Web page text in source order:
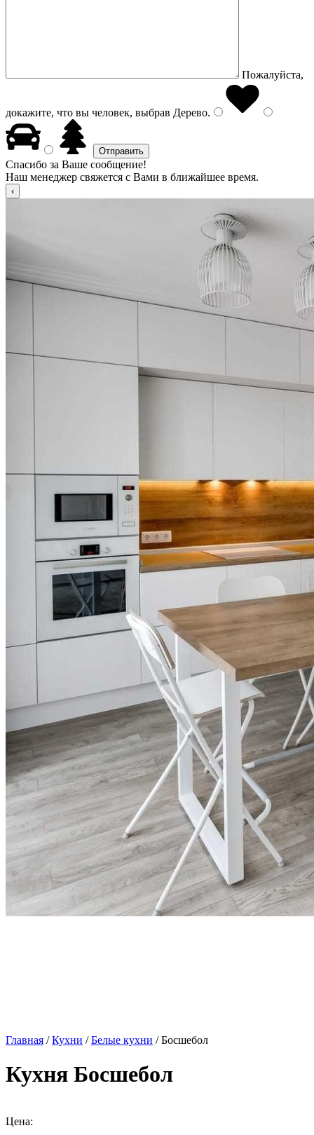
Пожалуйста,
докажите, что вы человек, выбрав Дерево.
Спасибо за Ваше сообщение!
Наш менеджер свяжется с Вами в ближайшее время.
Главная /Кухни /Белые кухни / Босшебол
Кухня Босшебол
Цена: